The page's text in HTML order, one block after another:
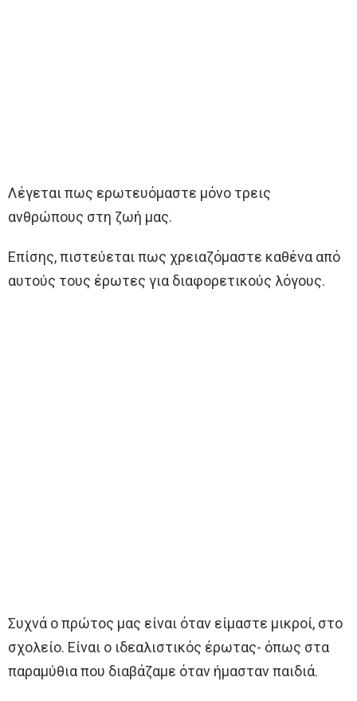
Λέγεται πως ερωτευόμαστε μόνο τρεις
ανθρώπους στη ζωή μας.
Επίσης, πιστεύεται πως χρειαζόμαστε καθένα από
αυτούς τους έρωτες για διαφορετικούς λόγους.
Συχνά ο πρώτος μας είναι όταν είμαστε μικροί, στο
σχολείο. Είναι ο ιδεαλιστικός έρωτας- όπως στα
παραμύθια που διαβάζαμε όταν ήμασταν παιδιά.